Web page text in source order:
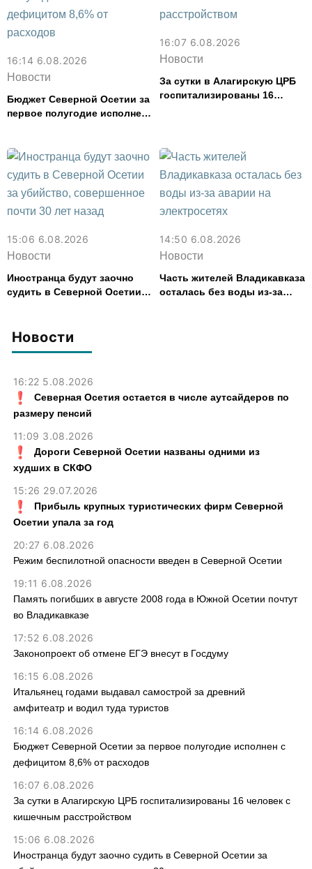
Новости
16:22 5.08.2026
Северная Осетия остается в числе аутсайдеров по
размеру пенсий
11:09 3.08.2026
Дороги Северной Осетии названы одними из
худших в СКФО
15:26 29.07.2026
Прибыль крупных туристических фирм Северной
Осетии упала за год
20:27 6.08.2026
Режим беспилотной опасности введен в Северной Осетии
19:11 6.08.2026
Память погибших в августе 2008 года в Южной Осетии почтут
во Владикавказе
17:52 6.08.2026
Законопроект об отмене ЕГЭ внесут в Госдуму
16:15 6.08.2026
Итальянец годами выдавал самострой за древний
амфитеатр и водил туда туристов
16:14 6.08.2026
Бюджет Северной Осетии за первое полугодие исполнен с
дефицитом 8,6% от расходов
16:07 6.08.2026
За сутки в Алагирскую ЦРБ госпитализированы 16 человек с
кишечным расстройством
15:06 6.08.2026
Иностранца будут заочно судить в Северной Осетии за
16:14 6.08.2026
Новости
Бюджет Северной Осетии за
первое полугодие исполнен
16:07 6.08.2026
Новости
За сутки в Алагирскую ЦРБ
госпитализированы 16
15:06 6.08.2026
Новости
Иностранца будут заочно
судить в Северной Осетии
14:50 6.08.2026
Новости
Часть жителей Владикавказа
осталась без воды из-за